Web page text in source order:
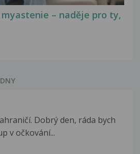
– naděje pro ty,
Dobrý den, ráda bych
v očkování...